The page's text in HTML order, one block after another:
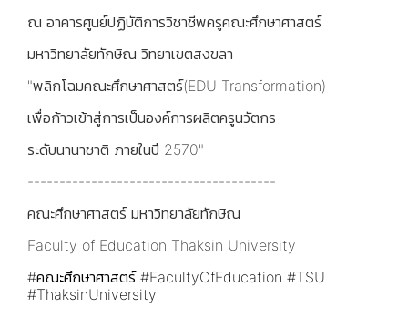
ณ อาคารศูนย์ปฏิบัติการวิชาชีพครูคณะศึกษาศาสตร์
มหาวิทยาลัยทักษิณ วิทยาเขตสงขลา
"พลิกโฉมคณะศึกษาศาสตร์(EDU Transformation)​
เพื่อก้าวเข้าสู่การเป็นองค์การผลิตครูนวัตกร
ระดับนานาชาติ ภายในปี 2570"
---------------------------------------
คณะศึกษาศาสตร์ มหาวิทยาลัยทักษิณ
Faculty of Education Thaksin University
#คณะศึกษาศาสตร์ #FacultyOfEducation #TSU
#ThaksinUniversity